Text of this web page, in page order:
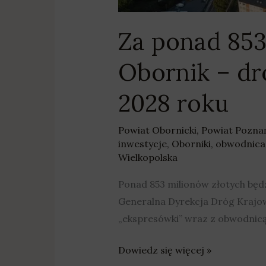
Za ponad
Obornik –
2028 roku
Powiat Obornicki, Powiat
inwestycje, Oborniki, obwodnica
Wielkopolska
Ponad 853 milionów złotych
Generalna Dyrekcja Dróg
„ekspresówki” wraz z
być
gotowa
w
2028
roku
Dowiedz się więcej »